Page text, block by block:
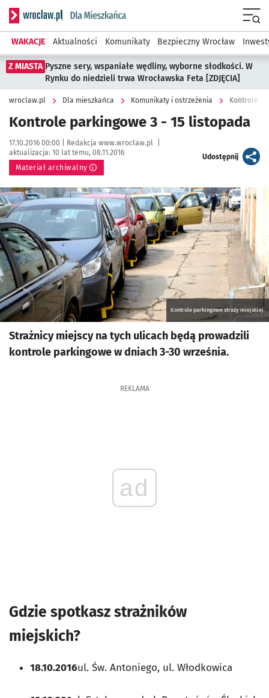
Serwis informacyjny wroclaw.pl podserwis: Dla mieszkańca
WAKACJE Aktualności Komunikaty Bezpieczny Wrocław
Z MIASTA Pyszne sery, wspaniałe wędliny, wyborne słodkości. W
Rynku do niedzieli trwa Wrocławska Feta [ZDJĘCIA]
wroclaw.pl Dla mieszkańca Komunikaty i ostrzeżenia Kontrole
Kontrole parkingowe 3 - 15 listopada
Data publikacji:
17.10.2016 00:00 | Autor:
Redakcja www.wroclaw.pl
aktualizacja: 10 lat temu, 08.11.2016
Materiał archiwalny
Udostępnijartykuł
Kliknij, aby powiększyć
Kontrole parkingowe straży miejskiej.
Strażnicy miejscy na tych ulicach będą prowadzili
kontrole parkingowe w dniach 3-30 września.
REKLAMA
ad
Gdzie spotkasz strażników
miejskich?
18.10.2016ul. Św. Antoniego, ul. Włodkowica